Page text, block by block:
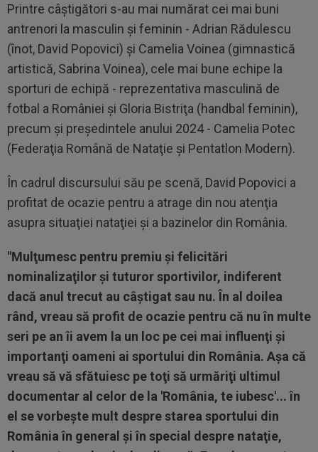
Printre câştigători s-au mai numărat cei mai buni
antrenori la masculin şi feminin - Adrian Rădulescu
(înot, David Popovici) şi Camelia Voinea (gimnastică
artistică, Sabrina Voinea), cele mai bune echipe la
sporturi de echipă - reprezentativa masculină de
fotbal a României şi Gloria Bistriţa (handbal feminin),
precum şi preşedintele anului 2024 - Camelia Potec
(Federaţia Română de Nataţie şi Pentatlon Modern).
În cadrul discursului său pe scenă, David Popovici a
profitat de ocazie pentru a atrage din nou atenţia
asupra situaţiei nataţiei şi a bazinelor din România.
"Mulţumesc pentru premiu şi felicitări
nominalizaţilor şi tuturor sportivilor, indiferent
dacă anul trecut au câştigat sau nu. În al doilea
rând, vreau să profit de ocazie pentru că nu în multe
seri pe an îi avem la un loc pe cei mai influenţi şi
importanţi oameni ai sportului din România. Aşa că
vreau să vă sfătuiesc pe toţi să urmăriţi ultimul
documentar al celor de la 'România, te iubesc'... în
el se vorbeşte mult despre starea sportului din
România în general şi în special despre nataţie,